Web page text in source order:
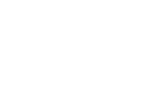
präzise – für